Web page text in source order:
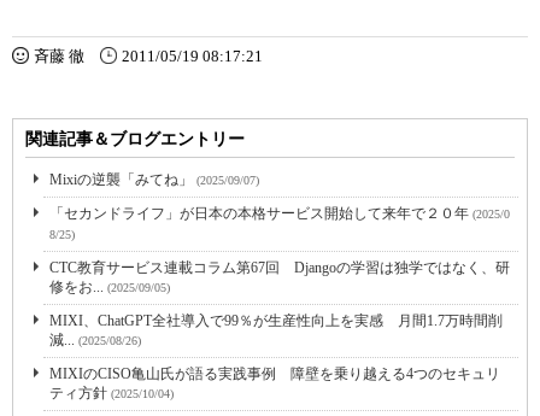
斉藤 徹 2011/05/19 08:17:21
関連記事＆ブログエントリー
Mixiの逆襲「みてね」 (2025/09/07)
「セカンドライフ」が日本の本格サービス開始して来年で２０年 (2025/0
8/25)
CTC教育サービス連載コラム第67回 Djangoの学習は独学ではなく、研
修をお... (2025/09/05)
MIXI、ChatGPT全社導入で99％が生産性向上を実感 月間1.7万時間削
減... (2025/08/26)
MIXIのCISO亀山氏が語る実践事例 障壁を乗り越える4つのセキュリ
ティ方針 (2025/10/04)